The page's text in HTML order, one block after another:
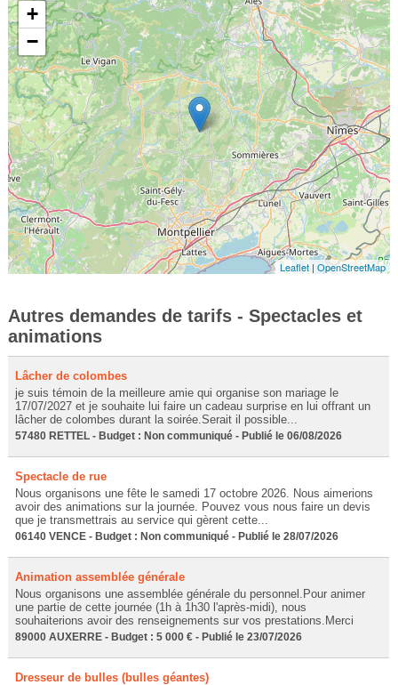
+
−
Leaflet |OpenStreetMap
Autres demandes de tarifs - Spectacles et
animations
Lâcher de colombes
je suis témoin de la meilleure amie qui organise son mariage le
17/07/2027 et je souhaite lui faire un cadeau surprise en lui offrant un
lâcher de colombes durant la soirée.Serait il possible...
57480 RETTEL - Budget : Non communiqué - Publié le 06/08/2026
Spectacle de rue
Nous organisons une fête le samedi 17 octobre 2026. Nous aimerions
avoir des animations sur la journée. Pouvez vous nous faire un devis
que je transmettrais au service qui gèrent cette...
06140 VENCE - Budget : Non communiqué - Publié le 28/07/2026
Animation assemblée générale
Nous organisons une assemblée générale du personnel.Pour animer
une partie de cette journée (1h à 1h30 l'après-midi), nous
souhaiterions avoir des renseignements sur vos prestations.Merci
89000 AUXERRE - Budget : 5 000 € - Publié le 23/07/2026
Dresseur de bulles (bulles géantes)